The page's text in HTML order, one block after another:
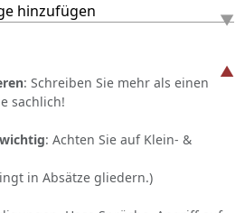
hinzufügen
: Schreiben Sie mehr als einen
sachlich!
: Achten Sie auf Klein- &
in Absätze gliedern.)